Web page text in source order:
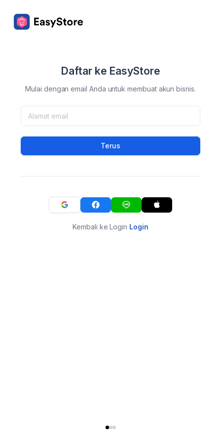
Daftar ke EasyStore
Mulai dengan email Anda untuk membuat akun bisnis.
Terus
Kembali ke Login Login